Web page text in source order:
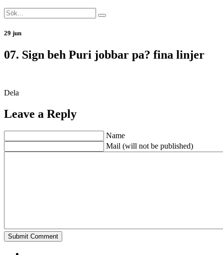
29 jun
07. Sign beh Puri jobbar pa? fina linjer
Dela
Leave a Reply
Name
Mail (will not be published)